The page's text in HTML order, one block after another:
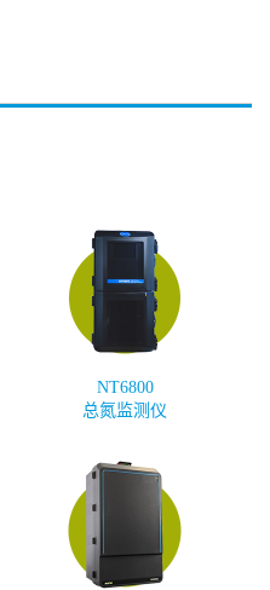
NT6800
总氮监测仪